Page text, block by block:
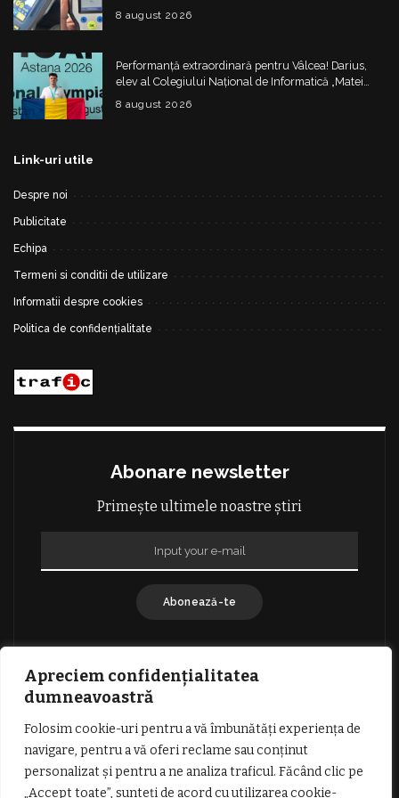
Apreciem confidențialitatea
dumneavoastră
Folosim cookie-uri pentru a vă îmbunătăți experiența de
navigare, pentru a vă oferi reclame sau conținut
personalizat și pentru a ne analiza traficul. Făcând clic pe
„Accept toate”, sunteți de acord cu utilizarea cookie-
4.325 de lei
8 august 2026
Performanță extraordinară pentru Vâlcea! Darius,
elev al Colegiului Național de Informatică „Matei
Basarab”, a cucerit argintul la Olimpiada
Internațională de Inteligență Artificială
8 august 2026
Link-uri utile
Despre noi
Publicitate
Echipa
Termeni si conditii de utilizare
Informatii despre cookies
Politica de confidențialitate
Abonare newsletter
Primește ultimele noastre știri
Abonează-te
TERMENI SI CONDITII DE UTILIZARE
INFORMATII DESPRE COOKIES
DESPRE NOI
PUBLICITATE